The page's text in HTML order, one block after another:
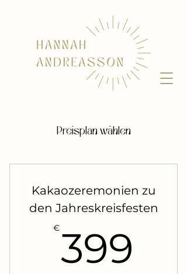
Preisplan wählen
Kakaozeremonien zu
den Jahreskreisfesten
€399